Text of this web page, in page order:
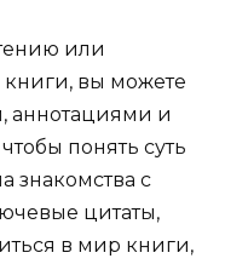
или
вы можете
аннотациями и
понять суть
знакомства с
цитаты,
в мир книги,